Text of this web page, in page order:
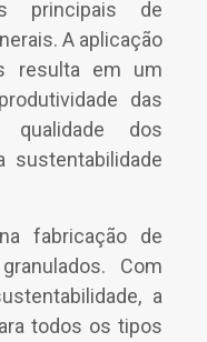
principais de
A aplicação
resulta em um
das
qualidade dos
sustentabilidade
fabricação de
Com
a
todos os tipos